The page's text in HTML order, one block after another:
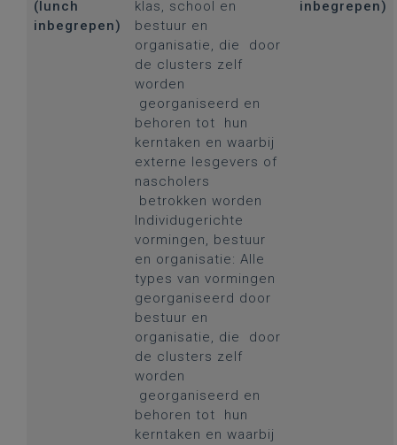
(lunch
inbegrepen)
klas, school en
bestuur en
organisatie, die door
de clusters zelf
worden
georganiseerd en
behoren tot hun
kerntaken en waarbij
externe lesgevers of
nascholers
betrokken worden
Individugerichte
vormingen, bestuur
en organisatie: Alle
types van vormingen
georganiseerd door
bestuur en
organisatie, die door
de clusters zelf
worden
georganiseerd en
behoren tot hun
kerntaken en waarbij
inbegrepen)